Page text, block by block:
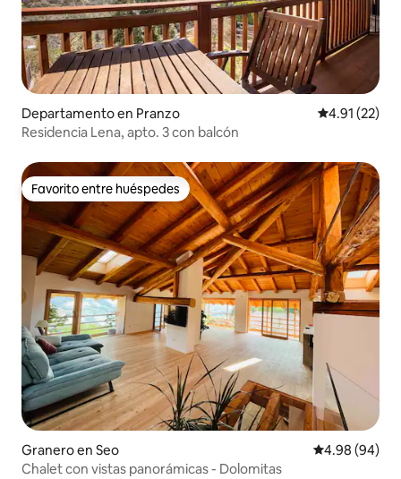
Departamento en Pranzo Calificación
4.91 (22)
Residencia Lena, apto. 3 con balcón
Favorito entre huéspedes
Favorito entre huéspedes
Granero en Seo Calificación
4.98 (94)
Chalet con vistas panorámicas - Dolomitas